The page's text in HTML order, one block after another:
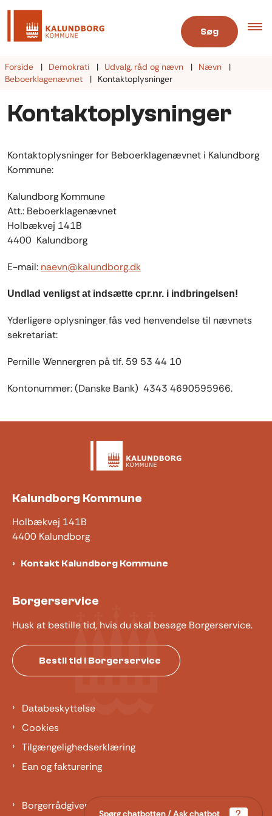
Søg
Forside Demokrati Udvalg, råd og nævn
Nævn
Beboerklagenævnet
Kontaktoplysninger
Kontaktoplysninger
Kontaktoplysninger for Beboerklagenævnet i Kalundborg
Kommune:
Kalundborg Kommune
Att.: Beboerklagenævnet
Holbækvej 141B
4400 Kalundborg
E-mail: naevn@kalundborg.dk
Undlad venligst at indsætte cpr.nr. i indbringelsen!
Yderligere oplysninger fås ved henvendelse til nævnets
sekretariat:
Pernille Wennergren på tlf. 59 53 44 10
Kontonummer: (Danske Bank) 4343 4690595966.
Kalundborg Kommune
Holbækvej 141B
4400 Kalundborg
Kontakt Kalundborg Kommune
Borgerservice
Husk at bestille tid, hvis du skal besøge Borgerservice.
Bestil tid i Borgerservice
Databeskyttelse
Cookies
Tilgængelighedserklæring
Ean og fakturering
Borgerrådgiver
Spørg chatbotten / Ask chatbot